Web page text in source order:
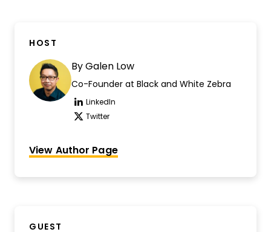
HOST
By Galen Low
Co-Founder at Black and White Zebra
LinkedIn
Opens new window
Twitter
Opens new window
View Author Page
GUEST